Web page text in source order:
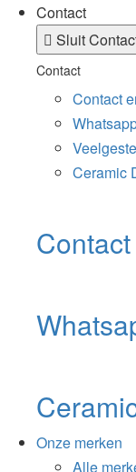
Contact
Sluit
Contact
Contact
Ceramic
Onze merken
Alle